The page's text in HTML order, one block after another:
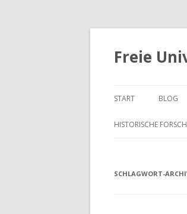
Freie
START BLOG
HISTORISCHE
SCHLAGWORT-